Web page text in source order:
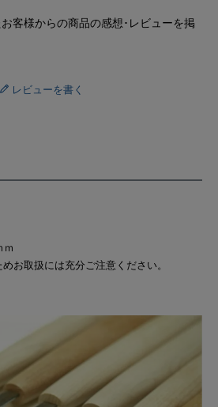
客様からの商品の感想･レビューを掲
レビューを書く
ｍ
お取扱には充分ご注意ください。